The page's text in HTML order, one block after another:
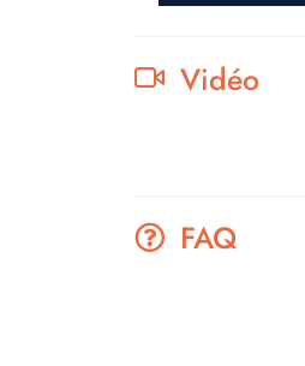
Vidéo
FAQ